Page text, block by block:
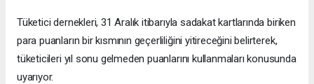
Tüketici dernekleri, 31 Aralık itibarıyla sadakat kartlarında biriken
para puanların bir kısmının geçerliliğini yitireceğini belirterek,
tüketicileri yıl sonu gelmeden puanlarını kullanmaları konusunda
uyarıyor.